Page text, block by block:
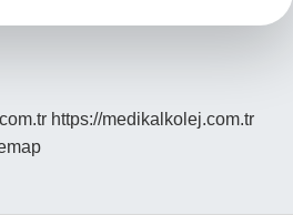
https://medikalkolej.com.tr